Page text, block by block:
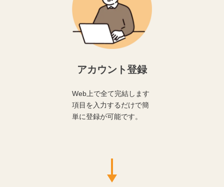
アカウント登録
Web上で全て完結します
項目を入力するだけで簡
単に登録が可能です。